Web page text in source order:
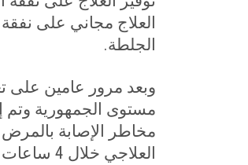
الجلطة.
مستوى الجمهورية وتم إنقاذ
العلاجي خلال 4 ساعات ونصف على الأكثر من وقت الإصابة